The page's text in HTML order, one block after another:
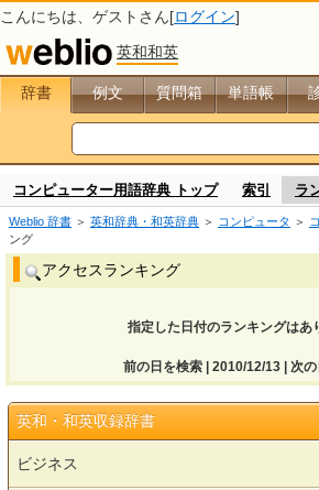
こんにちは、 ゲスト さん[ログイン]
英和和英
辞書 例文 質問箱 単語帳
コンピューター用語辞典 トップ 索引 ラ
Weblio 辞書 ＞ 英和辞典・和英辞典 ＞ コンピュータ ＞
ング
アクセスランキング
指定した日付のランキングはあ
前の日を検索 | 2010/12/13 | 次
英和・和英収録辞書
ビジネス